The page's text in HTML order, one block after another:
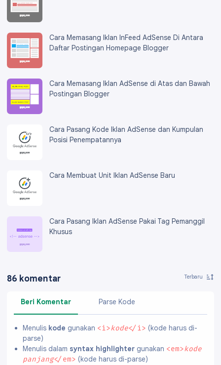
Cara Memasang Iklan InFeed AdSense Di Antara
Daftar Postingan Homepage Blogger
Cara Memasang Iklan AdSense di Atas dan Bawah
Postingan Blogger
Cara Pasang Kode Iklan AdSense dan Kumpulan
Posisi Penempatannya
Cara Membuat Unit Iklan AdSense Baru
Cara Pasang Iklan AdSense Pakai Tag Pemanggil
Khusus
86 komentar
Beri Komentar Parse Kode
Menulis kode gunakan <i>kode</i> (kode harus di-
parse)
Menulis dalam syntax highlightergunakan <em>kode
panjang</em> (kode harus di-parse)